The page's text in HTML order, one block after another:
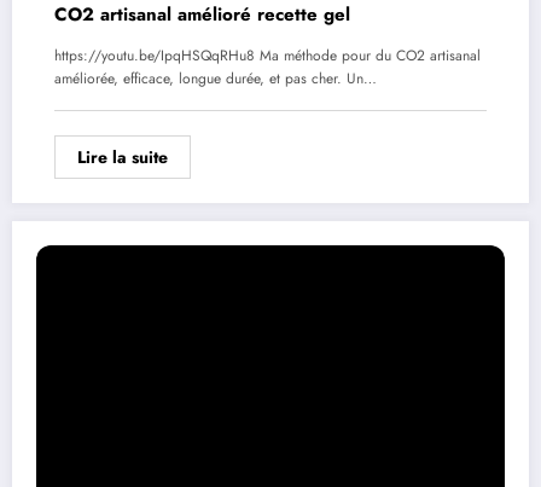
CO2 artisanal amélioré recette gel
https://youtu.be/IpqHSQqRHu8 Ma méthode pour du CO2 artisanal
améliorée, efficace, longue durée, et pas cher. Un…
Lire la suite